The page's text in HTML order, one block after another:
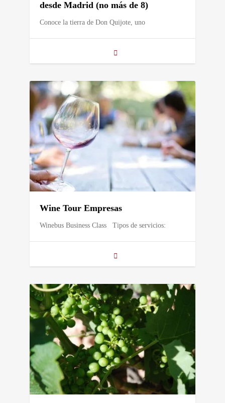
desde Madrid (no más de 8)
Conoce la tierra de Don Quijote, uno
Wine Tour Empresas
Winebus Business Class Tipos de servicios: